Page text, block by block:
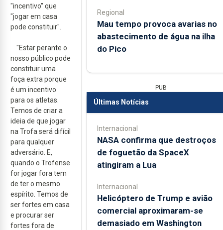
"incentivo" que
"jogar em casa
pode constituir".
"Estar perante o
nosso público pode
constituir uma
foça extra porque
é um incentivo
para os atletas.
Temos de criar a
ideia de que jogar
na Trofa será difícil
para qualquer
adversário. E,
quando o Trofense
for jogar fora tem
de ter o mesmo
espírito. Temos de
ser fortes em casa
e procurar ser
fortes fora de
Regional
Mau tempo provoca avarias no
abastecimento de água na ilha
do Pico
PUB
Últimas Notícias
Internacional
NASA confirma que destroços
de foguetão da SpaceX
atingiram a Lua
Internacional
Helicóptero de Trump e avião
comercial aproximaram-se
demasiado em Washington